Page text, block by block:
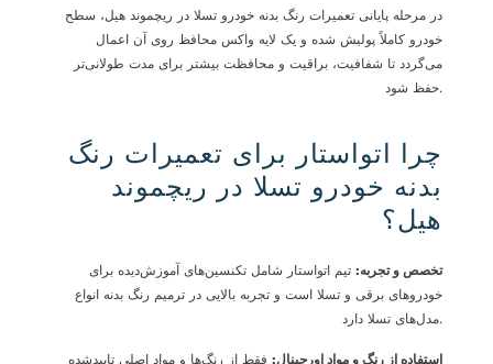
در مرحله پایانی تعمیرات رنگ بدنه خودرو تسلا در ریچموند هیل، سطح
خودرو کاملاً پولیش شده و یک لایه واکس محافظ روی آن اعمال
می‌گردد تا شفافیت، براقیت و محافظت بیشتر برای مدت طولانی‌تر
حفظ شود.
چرا اتواستار برای تعمیرات رنگ
بدنه خودرو تسلا در ریچموند
هیل؟
تخصص و تجربه:تیم اتواستار شامل تکنسین‌های آموزش‌دیده برای
خودروهای برقی و تسلا است و تجربه بالایی در ترمیم رنگ بدنه انواع
مدل‌های تسلا دارد.
استفاده از رنگ و مواد اورجینال:فقط از رنگ‌ها و مواد اصلی تاییدشده